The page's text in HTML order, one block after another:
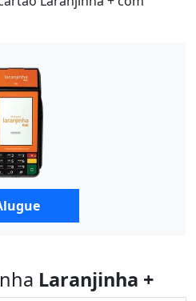
Laranjinha +